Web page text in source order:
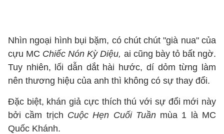
Nhìn ngoại hình bụi bặm, có chút chút "già nua" của
cựu MC Chiếc Nón Kỳ Diệu, ai cũng bày tỏ bất ngờ.
Tuy nhiên, lối dẫn dắt hài hước, dí dỏm từng làm
nên thương hiệu của anh thì không có sự thay đổi.
Đặc biệt, khán giả cực thích thú với sự đổi mới này
bởi cầm trịch Cuộc Hẹn Cuối Tuầnmùa 1 là MC
Quốc Khánh.